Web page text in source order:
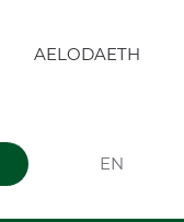
AELODAETH
EN